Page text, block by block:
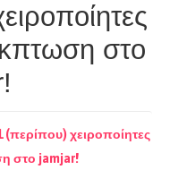
στο
(περίπου) χειροποίητες
στο jamjar!